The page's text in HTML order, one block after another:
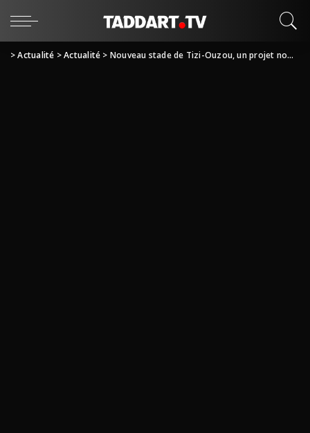
>Actualité >Actualité > Nouveau stade de Tizi-Ouzou, un projet nommé désir